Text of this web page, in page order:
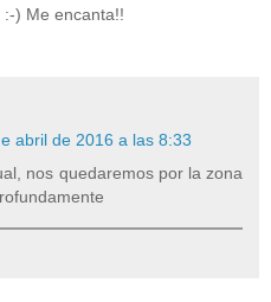
) Me encanta!!
abril de 2016 a las 8:33
nos quedaremos por la zona